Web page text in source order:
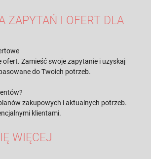
ZAPYTAŃ I OFERT DLA
ofert. Zamieść swoje zapytanie i uzyskaj
do Twoich potrzeb.
zakupowych i aktualnych potrzeb.
klientami.